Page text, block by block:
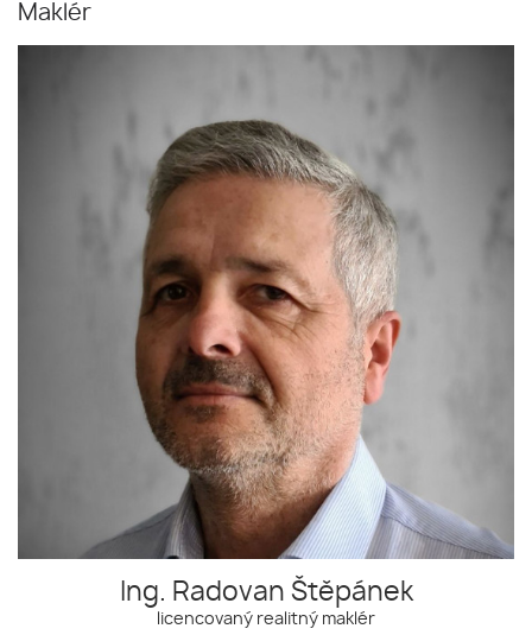
Maklér
Ing. Radovan Štěpánek
licencovaný realitný maklér